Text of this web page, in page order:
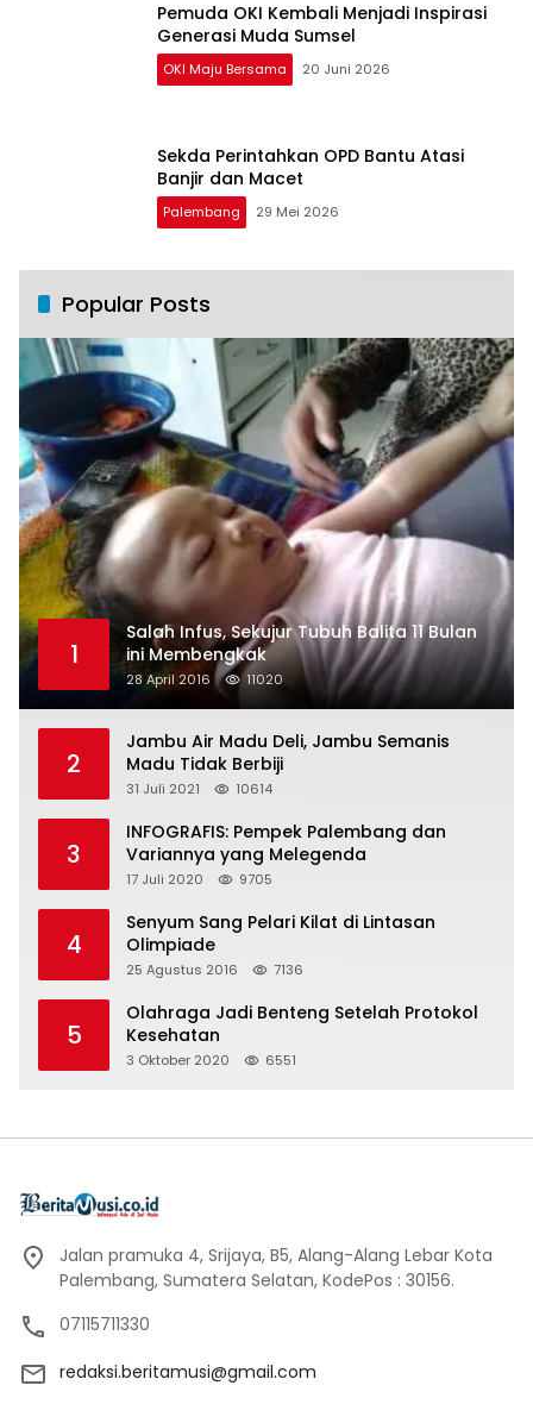
Pemuda OKI Kembali Menjadi Inspirasi
Generasi Muda Sumsel
OKI Maju Bersama 20 Juni 2026
Sekda Perintahkan OPD Bantu Atasi
Banjir dan Macet
Palembang 29 Mei 2026
Popular Posts
1
Salah Infus, Sekujur Tubuh Balita 11 Bulan
ini Membengkak
28 April 2016 11020
2
Jambu Air Madu Deli, Jambu Semanis
Madu Tidak Berbiji
31 Juli 2021 10614
3
INFOGRAFIS: Pempek Palembang dan
Variannya yang Melegenda
17 Juli 2020 9705
4
Senyum Sang Pelari Kilat di Lintasan
Olimpiade
25 Agustus 2016 7136
5
Olahraga Jadi Benteng Setelah Protokol
Kesehatan
3 Oktober 2020 6551
Jalan pramuka 4, Srijaya, B5, Alang-Alang Lebar Kota
Palembang, Sumatera Selatan, KodePos : 30156.
07115711330
redaksi.beritamusi@gmail.com